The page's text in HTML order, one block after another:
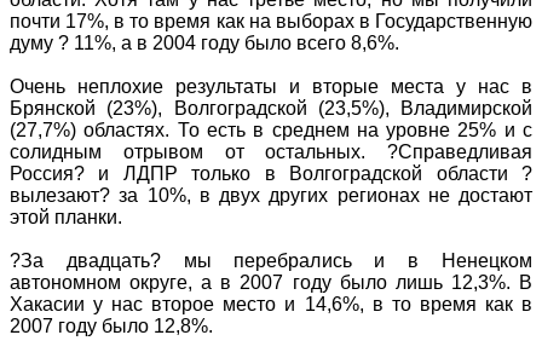
почти 17%, в то время как на выборах в Государственную
думу ? 11%, а в 2004 году было всего 8,6%.
Очень неплохие результаты и вторые места у нас в
Брянской (23%), Волгоградской (23,5%), Владимирской
(27,7%) областях. То есть в среднем на уровне 25% и с
солидным отрывом от остальных. ?Справедливая
Россия? и ЛДПР только в Волгоградской области ?
вылезают? за 10%, в двух других регионах не достают
этой планки.
?За двадцать? мы перебрались и в Ненецком
автономном округе, а в 2007 году было лишь 12,3%. В
Хакасии у нас второе место и 14,6%, в то время как в
2007 году было 12,8%.